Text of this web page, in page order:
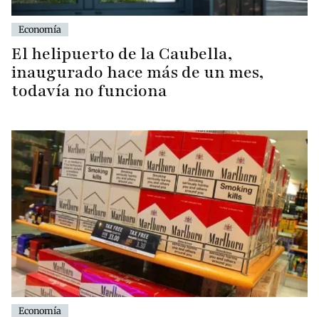
Economía
El helipuerto de la Caubella,
inaugurado hace más de un mes,
todavía no funciona
Economía